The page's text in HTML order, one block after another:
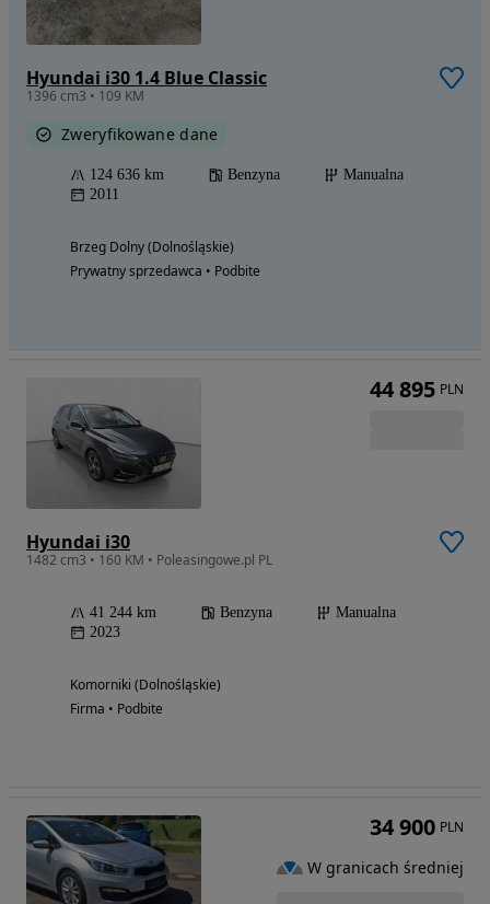
Hyundai i30 1.4 Blue Classic
1396 cm3 • 109 KM
Zweryfikowane dane
124 636 km Benzyna
Manualna
2011
Brzeg Dolny (Dolnośląskie)
Prywatny sprzedawca • Podbite
Hyundai i30
1482 cm3 • 160 KM • Poleasingowe.pl PL
41 244 km Benzyna
Manualna
2023
Komorniki (Dolnośląskie)
Firma • Podbite
44 895 PLN
34 900 PLN
W granicach średniej